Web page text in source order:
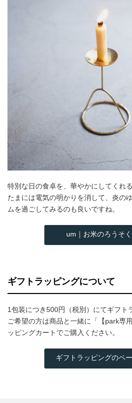
特別な日の食卓を、華やかにしてくれ
たまには電気の明かりを消して、炎の
ムを過ごしてみるのも良いですね。
um｜お米のろうそく
ギフトラッピングについて
1包装につき500円（税別）にてギフト
ご希望の方は商品と一緒に「【park専
ッピングカートでご購入ください。
ギフトラッピングのペ